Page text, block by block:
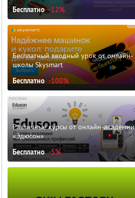
Бесплатно -12%
Бесплатный вводный урок от онлайн-
школы Skysmart
Бесплатно -100%
Различные курсы от онлайн-академии
«Эдюсон»
Бесплатно -5%